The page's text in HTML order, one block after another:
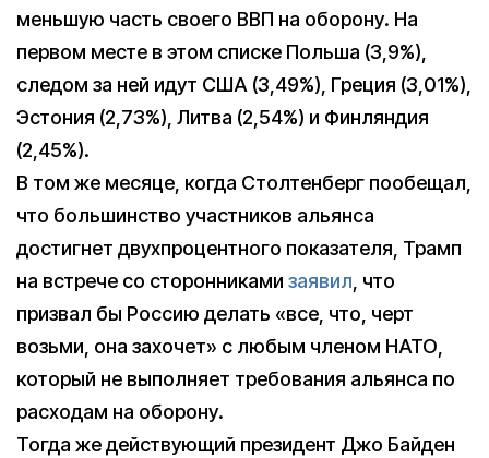
меньшую часть своего ВВП на оборону. На
первом месте в этом списке Польша (3,9%),
следом за ней идут США (3,49%), Греция (3,01%),
Эстония (2,73%), Литва (2,54%) и Финляндия
(2,45%).
В том же месяце, когда Столтенберг пообещал,
что большинство участников альянса
достигнет двухпроцентного показателя, Трамп
на встрече со сторонниками заявил, что
призвал бы Россию делать «все, что, черт
возьми, она захочет» с любым членом НАТО,
который не выполняет требования альянса по
расходам на оборону.
Тогда же действующий президент Джо Байден